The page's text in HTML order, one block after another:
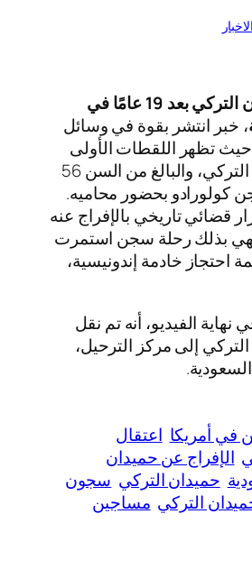
الإفراج عن حميدان التركي بعد 19 عامًا في
، خبر انتشر بقوة في وسائل
حيث تظهر اللقطات الأولى
السعودي حميدان التركي، والبالغ من السن 56
كولورادو بحضور محاميه.
قضائي تاريخي بالإفراج عنه
2025. لينهي بذلك رحلة سجن استمرت
بتهمة احتجاز خادمة إندونيسية،
الفيديو، أنه تم نقل
إلى مركز الترحيل،
في أمريكا اعتقال
الإفراج عن حميدان
حميدان التركي سجون
التركي مساجين